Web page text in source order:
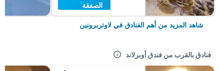
الصفقة
شاهد المزيد من أهم الفنادق في لاوتربرونين
فنادق بالقرب من فندق أوبرلاند